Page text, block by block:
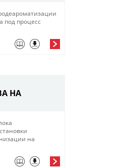
под процесс
НА
на